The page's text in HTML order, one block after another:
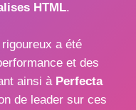
HTML.
a été
et des
ainsi à Perfecta
de leader sur ces